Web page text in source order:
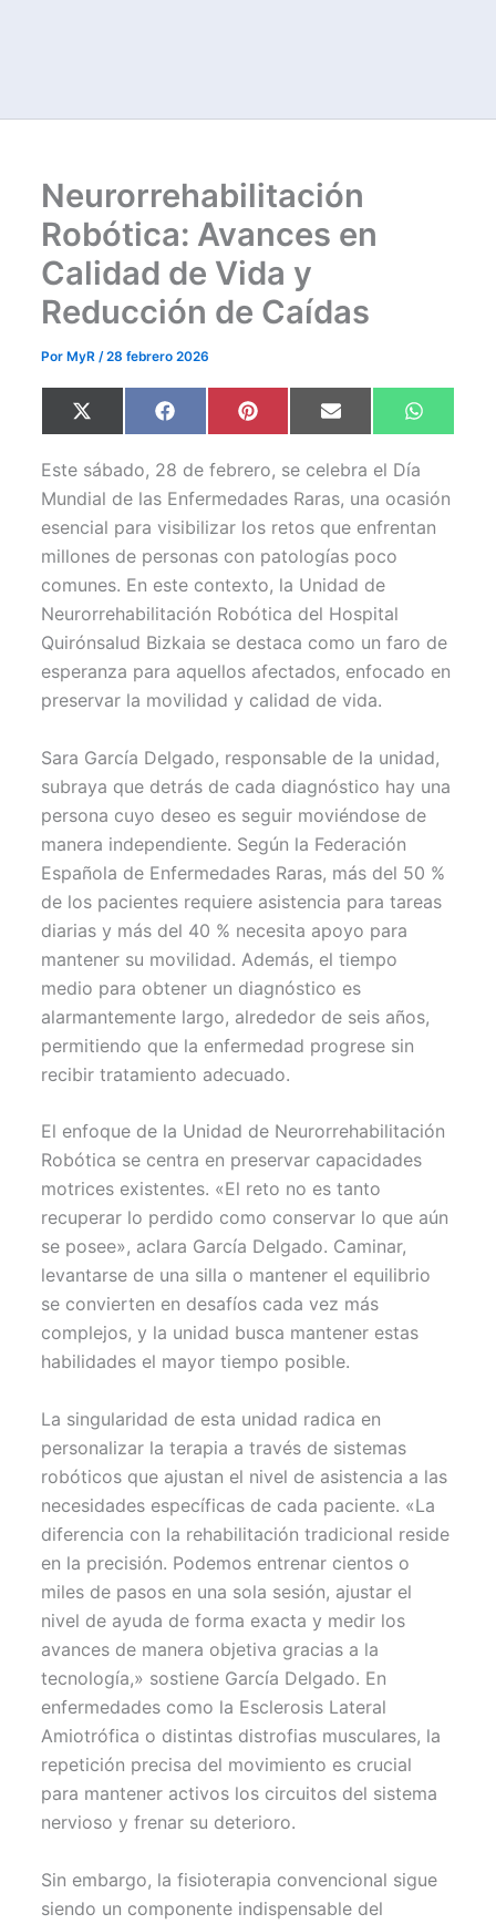
Neurorrehabilitación
Robótica: Avances en
Calidad de Vida y
Reducción de Caídas
Por MyR/28 febrero 2026
Compartir
en
X
(
w
i
t
t
e
)
Compartir
en
F
a
e
b
o
o
k
Compartir
en
P
i
t
e
r
e
s
Compartir
en
E
m
i
l
en
W
h
A
p
p
Este sábado, 28 de febrero, se celebra el Día
Mundial de las Enfermedades Raras, una ocasión
esencial para visibilizar los retos que enfrentan
millones de personas con patologías poco
comunes. En este contexto, la Unidad de
Neurorrehabilitación Robótica del Hospital
Quirónsalud Bizkaia se destaca como un faro de
esperanza para aquellos afectados, enfocado en
preservar la movilidad y calidad de vida.
Sara García Delgado, responsable de la unidad,
subraya que detrás de cada diagnóstico hay una
persona cuyo deseo es seguir moviéndose de
manera independiente. Según la Federación
Española de Enfermedades Raras, más del 50 %
de los pacientes requiere asistencia para tareas
diarias y más del 40 % necesita apoyo para
mantener su movilidad. Además, el tiempo
medio para obtener un diagnóstico es
alarmantemente largo, alrededor de seis años,
permitiendo que la enfermedad progrese sin
recibir tratamiento adecuado.
El enfoque de la Unidad de Neurorrehabilitación
Robótica se centra en preservar capacidades
motrices existentes. «El reto no es tanto
recuperar lo perdido como conservar lo que aún
se posee», aclara García Delgado. Caminar,
levantarse de una silla o mantener el equilibrio
se convierten en desafíos cada vez más
complejos, y la unidad busca mantener estas
habilidades el mayor tiempo posible.
La singularidad de esta unidad radica en
personalizar la terapia a través de sistemas
robóticos que ajustan el nivel de asistencia a las
necesidades específicas de cada paciente. «La
diferencia con la rehabilitación tradicional reside
en la precisión. Podemos entrenar cientos o
miles de pasos en una sola sesión, ajustar el
nivel de ayuda de forma exacta y medir los
avances de manera objetiva gracias a la
tecnología,» sostiene García Delgado. En
enfermedades como la Esclerosis Lateral
Amiotrófica o distintas distrofias musculares, la
repetición precisa del movimiento es crucial
para mantener activos los circuitos del sistema
nervioso y frenar su deterioro.
Sin embargo, la fisioterapia convencional sigue
siendo un componente indispensable del